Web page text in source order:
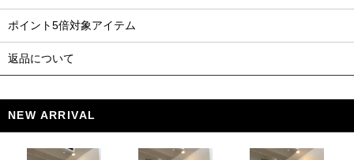
ポイント5倍対象アイテム
返品について
NEW ARRIVAL